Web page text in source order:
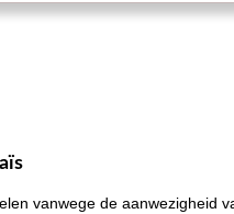
vanwege de aanwezigheid